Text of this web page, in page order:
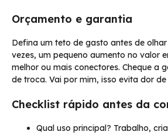
Orçamento e garantia
Defina um teto de gasto antes de
vezes, um pequeno aumento no valor
melhor ou mais conectores. Cheque a
de troca. Vai por mim, isso evita dor
Checklist rápido antes da
Qual uso principal? Trabalho,